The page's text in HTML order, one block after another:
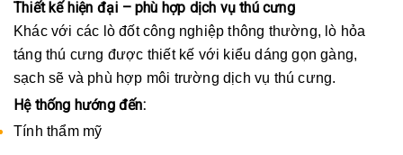
Thiết kế hiện đại – phù hợp dịch vụ thú cưng
Khác với các lò đốt công nghiệp thông thường, lò hỏa
táng thú cưng được thiết kế với kiểu dáng gọn gàng,
sạch sẽ và phù hợp môi trường dịch vụ thú cưng.
Hệ thống hướng đến:
Tính thẩm mỹ